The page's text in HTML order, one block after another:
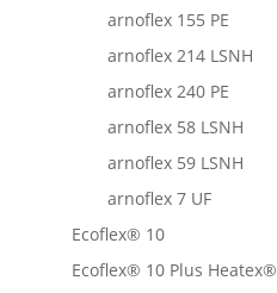
arnoflex 155 PE
arnoflex 214 LSNH
arnoflex 240 PE
arnoflex 58 LSNH
arnoflex 59 LSNH
arnoflex 7 UF
Ecoflex® 10
Ecoflex® 10 Plus Heatex®